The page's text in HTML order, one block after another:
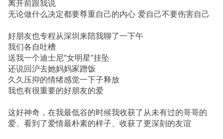
离开前跟我说
无论做什么决定都要尊重自己的内心 爱自己不要伤害自己
好朋友也专程从深圳来陪我聊了一下午
我们各自吐槽
送我一个迪士尼“女明星”挂坠
还说回沪去她妈妈家蹭饭
久久压抑的情绪感觉一下子释放
我也有很重要的好朋友的爱
这好神奇，在我最低谷的时候我收获了从未有过的哥哥的
爱、看到了爱情最朴素的样子、收获了更深刻的友谊